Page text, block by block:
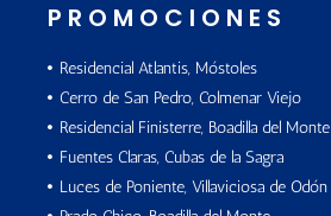
PROMOCIONES
Residencial Atlantis, Móstoles
Cerro de San Pedro, Colmenar Viejo
Residencial Finisterre, Boadilla del Monte
Fuentes Claras, Cubas de la Sagra
Luces de Poniente, Villaviciosa de Odón